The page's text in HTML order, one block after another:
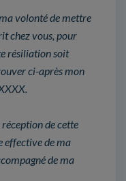
volonté de mettre
chez vous, pour
résiliation soit
ci-après mon
de cette
effective de ma
de ma